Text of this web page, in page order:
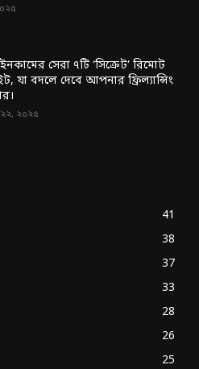
সেরা ৭টি ‘সিক্রেট’ রিমোট
যা বদলে দেবে আপনার ফ্রিল্যান্সিং
২০২৫
41
38
37
33
28
26
25